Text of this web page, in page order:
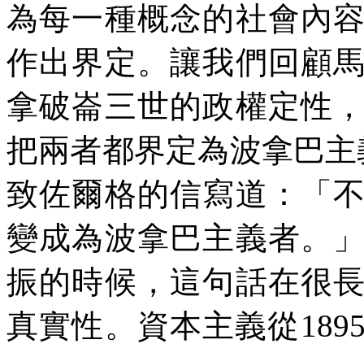
為每一種概念的社會內
作出界定。讓我們回顧
拿破崙三世的政權定性
把兩者都界定為波拿巴
致佐爾格的信寫道：「
變成為波拿巴主義者。
振的時候，這句話在很
真實性。資本主義從